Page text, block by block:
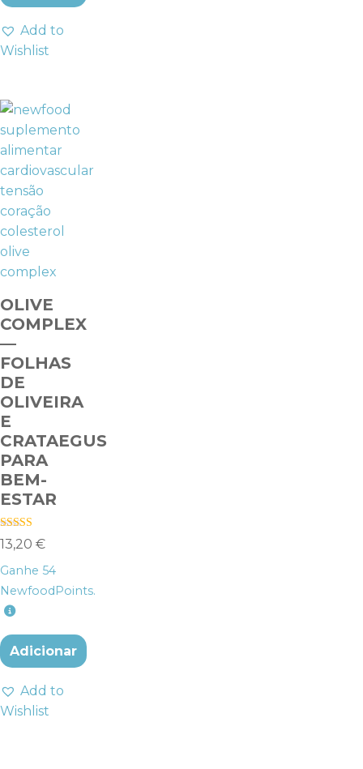
Add to
Wishlist
OLIVE
COMPLEX
—
FOLHAS
DE
OLIVEIRA
E
CRATAEGUS
PARA
BEM-
ESTAR
Avaliação
4.40
13,20 €
Ganhe 54
NewfoodPoints.
Adicionar
Add to
Wishlist